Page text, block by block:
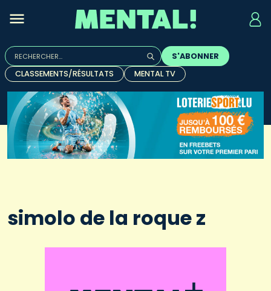
Rechercher :
Quand les résultats de l'auto-complétion sont
S'ABONNER
CLASSEMENTS/RÉSULTATS
MENTAL TV
simolo de la roque z